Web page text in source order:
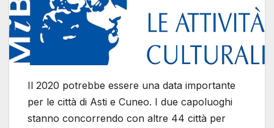
Il 2020 potrebbe essere una data importante
per le città di Asti e Cuneo. I due capoluoghi
stanno concorrendo con altre 44 città per